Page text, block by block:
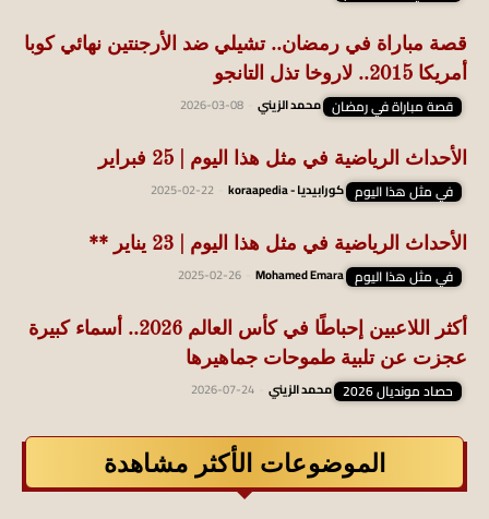
قصة مباراة في رمضان.. تشيلي ضد الأرجنتين نهائي كوبا
أمريكا 2015.. لاروخا تذل التانجو
قصة مباراة في رمضان محمد الزيني 2026-03-08
الأحداث الرياضية في مثل هذا اليوم | 25 فبراير
في مثل هذا اليوم كورابيديا - koraapedia 2025-02-22
الأحداث الرياضية في مثل هذا اليوم | 23 يناير **
في مثل هذا اليوم Mohamed Emara
2025-02-26
أكثر اللاعبين إحباطًا في كأس العالم 2026.. أسماء كبيرة
عجزت عن تلبية طموحات جماهيرها
حصاد مونديال 2026 محمد الزيني 2026-07-24
الموضوعات الأكثر مشاهدة